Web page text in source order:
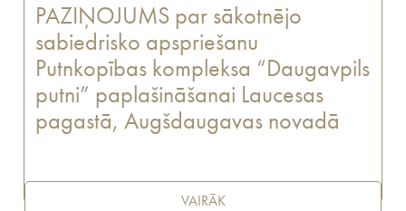
PAZIŅOJUMS par sākotnējo
sabiedrisko apspriešanu
Putnkopības kompleksa “Daugavpils
putni” paplašināšanai Laucesas
pagastā, Augšdaugavas novadā
VAIRĀK